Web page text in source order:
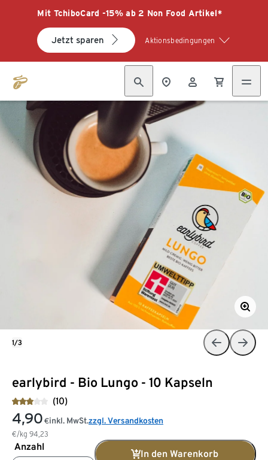
Mit TchiboCard -15% ab 2 Non Food Artikel*
Jetzt sparen Aktionsbedingungen
earlybird - Bio Lungo - 10 Kapseln
(10)
4,90 €
€/kg 94,23
inkl. MwSt.zzgl. Versandkosten
Anzahl
In den Warenkorb
1/3